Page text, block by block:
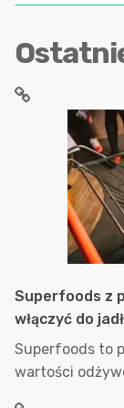
Superfoods z
włączyć do
Superfoods to
wartości